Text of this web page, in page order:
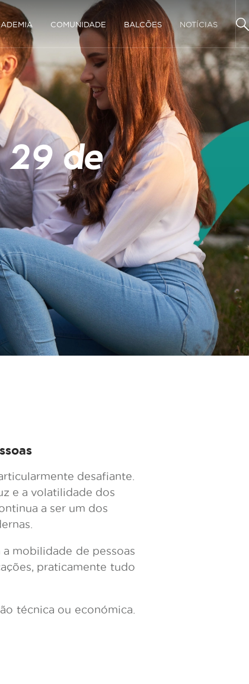
COMUNIDADE BALCÕES NOTÍCIAS
29 de
desafiante.
e a volatilidade dos
a ser um dos
mobilidade de pessoas
praticamente tudo
técnica ou económica.